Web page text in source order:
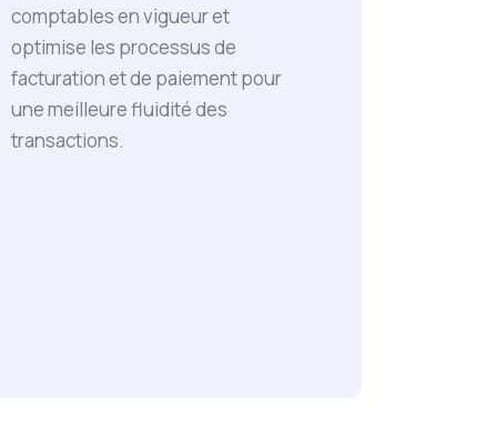
comptables en vigueur et
optimise les processus de
facturation et de paiement pour
une meilleure fluidité des
transactions.